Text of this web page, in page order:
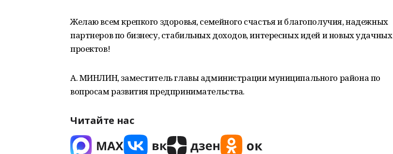
Желаю всем крепкого здоровья, семейного счастья и благополучия, надежных
партнеров по бизнесу, стабильных доходов, интересных идей и новых удачных
проектов!
А. МИНЛИН, заместитель главы администрации муниципального района по
вопросам развития предпринимательства.
Читайте нас